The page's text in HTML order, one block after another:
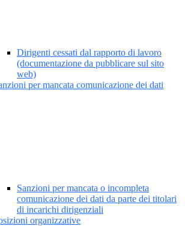
Dirigenti cessati dal rapporto di lavoro
(documentazione da pubblicare sul sito
web)
per mancata comunicazione dei dati
Sanzioni per mancata o incompleta
comunicazione dei dati da parte dei titolari
di incarichi dirigenziali
organizzative